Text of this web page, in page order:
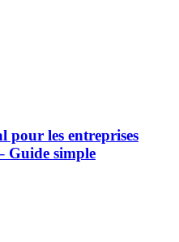
pour les entreprises
Guide simple